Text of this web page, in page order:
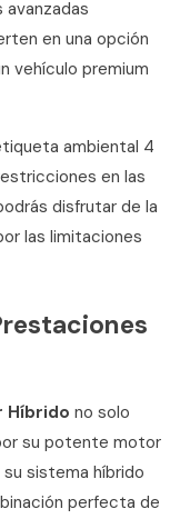
avanzadas
en una opción
vehículo premium
ambiental 4
en las
disfrutar de la
las limitaciones
Híbrido no solo
su potente motor
sistema híbrido
perfecta de